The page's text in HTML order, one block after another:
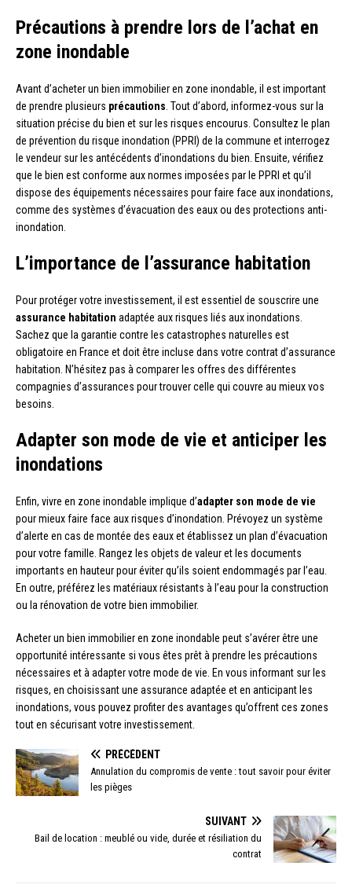
Précautions à prendre lors de l’achat en
zone inondable
Avant d’acheter un bien immobilier en zone inondable, il est important
de prendre plusieurs précautions . Tout d’abord, informez-vous sur la
situation précise du bien et sur les risques encourus. Consultez le plan
de prévention du risque inondation (PPRI) de la commune et interrogez
le vendeur sur les antécédents d’inondations du bien. Ensuite, vérifiez
que le bien est conforme aux normes imposées par le PPRI et qu’il
dispose des équipements nécessaires pour faire face aux inondations,
comme des systèmes d’évacuation des eaux ou des protections anti-
inondation.
L’importance de l’assurance habitation
Pour protéger votre investissement, il est essentiel de souscrire une
assurance habitation adaptée aux risques liés aux inondations.
Sachez que la garantie contre les catastrophes naturelles est
obligatoire en France et doit être incluse dans votre contrat d’assurance
habitation. N’hésitez pas à comparer les offres des différentes
compagnies d’assurances pour trouver celle qui couvre au mieux vos
besoins.
Adapter son mode de vie et anticiper les
inondations
Enfin, vivre en zone inondable implique d’adapter son mode de vie
pour mieux faire face aux risques d’inondation. Prévoyez un système
d’alerte en cas de montée des eaux et établissez un plan d’évacuation
pour votre famille. Rangez les objets de valeur et les documents
importants en hauteur pour éviter qu’ils soient endommagés par l’eau.
En outre, préférez les matériaux résistants à l’eau pour la construction
ou la rénovation de votre bien immobilier.
Acheter un bien immobilier en zone inondable peut s’avérer être une
opportunité intéressante si vous êtes prêt à prendre les précautions
nécessaires et à adapter votre mode de vie. En vous informant sur les
risques, en choisissant une assurance adaptée et en anticipant les
inondations, vous pouvez profiter des avantages qu’offrent ces zones
tout en sécurisant votre investissement.
PRÉCÉDENT
Annulation du compromis de vente : tout savoir pour éviter
les pièges
SUIVANT
Bail de location : meublé ou vide, durée et résiliation du
contrat